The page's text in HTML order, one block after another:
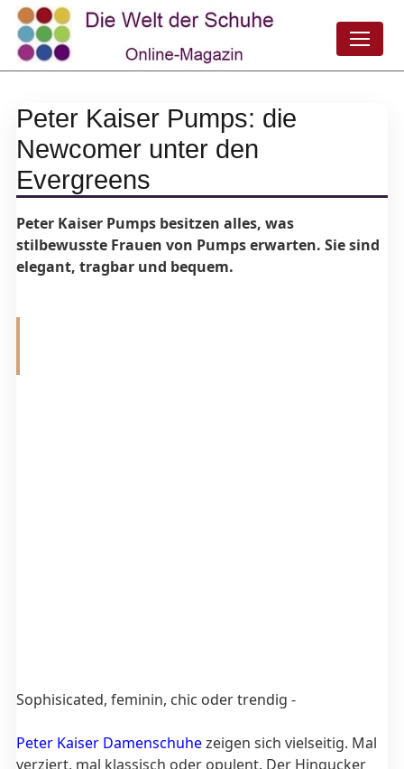
Peter Kaiser Pumps: die
Newcomer unter den
Evergreens
Peter Kaiser Pumps besitzen alles, was
stilbewusste Frauen von Pumps erwarten. Sie sind
elegant, tragbar und bequem.
Sophisicated, feminin, chic oder trendig -
Peter Kaiser Damenschuhezeigen sich vielseitig. Mal
verziert, mal klassisch oder opulent. Der Hingucker